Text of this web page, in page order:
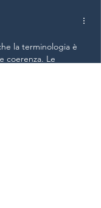
la terminologia è
coerenza. Le